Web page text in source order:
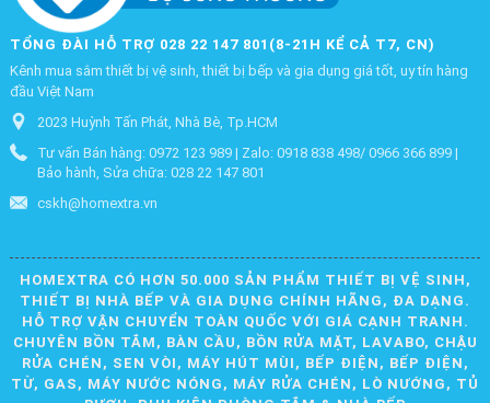
TỔNG ĐÀI HỖ TRỢ 028 22 147 801(8-21H KỂ CẢ T7, CN)
Kênh mua sắm thiết bị vệ sinh, thiết bị bếp và gia dụng giá tốt, uy tín hàng
đầu Việt Nam
2023 Huỳnh Tấn Phát, Nhà Bè, Tp.HCM
Tư vấn Bán hàng: 0972 123 989 | Zalo: 0918 838 498/ 0966 366 899 |
Bảo hành, Sửa chữa: 028 22 147 801
cskh@homextra.vn
HOMEXTRA CÓ HƠN 50.000 SẢN PHẨM THIẾT BỊ VỆ SINH,
THIẾT BỊ NHÀ BẾP VÀ GIA DỤNG CHÍNH HÃNG, ĐA DẠNG.
HỖ TRỢ VẬN CHUYỂN TOÀN QUỐC VỚI GIÁ CẠNH TRANH.
CHUYÊN BỒN TẮM, BÀN CẦU, BỒN RỬA MẶT, LAVABO, CHẬU
RỬA CHÉN, SEN VÒI, MÁY HÚT MÙI, BẾP ĐIỆN, BẾP ĐIỆN,
TỪ, GAS, MÁY NƯỚC NÓNG, MÁY RỬA CHÉN, LÒ NƯỚNG, TỦ